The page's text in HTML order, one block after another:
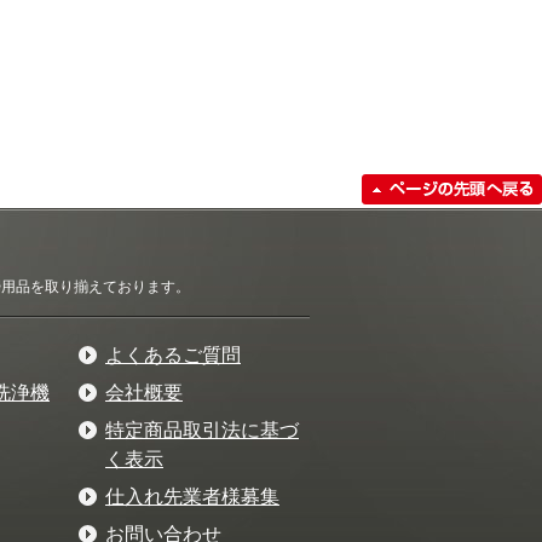
品を取り揃えております。
浄機
よくあるご質問
会社概要
特定商品取引法に基づ
く表示
仕入れ先業者様募集
お問い合わせ